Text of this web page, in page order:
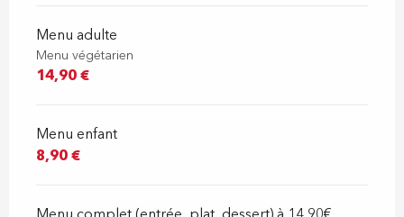
Menu adulte
Menu végétarien
14,90 €
Menu enfant
8,90 €